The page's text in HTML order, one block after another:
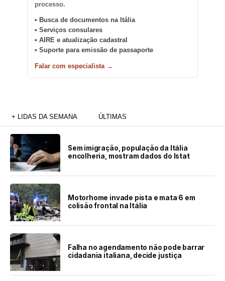
processo.
• Busca de documentos na Itália
• Serviços consulares
• AIRE e atualização cadastral
• Suporte para emissão de passaporte
Falar com especialista →
+ LIDAS DA SEMANA ÚLTIMAS
Sem imigração, população da Itália
encolheria, mostram dados do Istat
Motorhome invade pista e mata 6 em
colisão frontal na Itália
Falha no agendamento não pode barrar
cidadania italiana, decide justiça